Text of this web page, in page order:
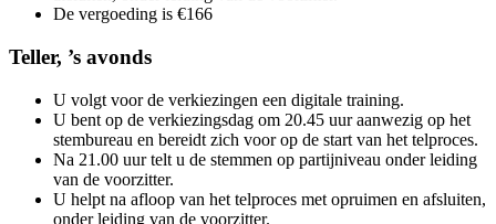
De vergoeding is €166
Teller, ’s avonds
U volgt voor de verkiezingen een digitale training.
U bent op de verkiezingsdag om 20.45 uur aanwezig op het
stembureau en bereidt zich voor op de start van het telproces.
Na 21.00 uur telt u de stemmen op partijniveau onder leiding
van de voorzitter.
U helpt na afloop van het telproces met opruimen en afsluiten,
onder leiding van de voorzitter.